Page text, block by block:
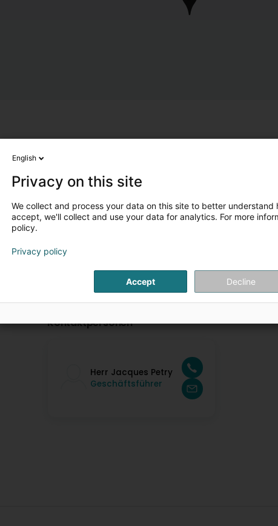
Kontaktpersonen
Herr Jacques Petry
Geschäftsführer
English
Privacy on this site
We collect and process your data on this site to better understand
accept, we'll collect and use your data for analytics. For more
policy.
Privacy policy
Accept Decline